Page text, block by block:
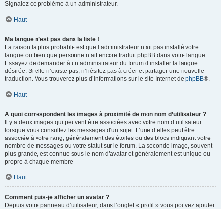
Signalez ce problème à un administrateur.
Haut
Ma langue n’est pas dans la liste !
La raison la plus probable est que l’administrateur n’ait pas installé votre
langue ou bien que personne n’ait encore traduit phpBB dans votre langue.
Essayez de demander à un administrateur du forum d’installer la langue
désirée. Si elle n’existe pas, n’hésitez pas à créer et partager une nouvelle
traduction. Vous trouverez plus d’informations sur le site Internet de phpBB®.
Haut
A quoi correspondent les images à proximité de mon nom d’utilisateur ?
Il y a deux images qui peuvent être associées avec votre nom d’utilisateur
lorsque vous consultez les messages d’un sujet. L’une d’elles peut être
associée à votre rang, généralement des étoiles ou des blocs indiquant votre
nombre de messages ou votre statut sur le forum. La seconde image, souvent
plus grande, est connue sous le nom d’avatar et généralement est unique ou
propre à chaque membre.
Haut
Comment puis-je afficher un avatar ?
Depuis votre panneau d’utilisateur, dans l’onglet « profil » vous pouvez ajouter